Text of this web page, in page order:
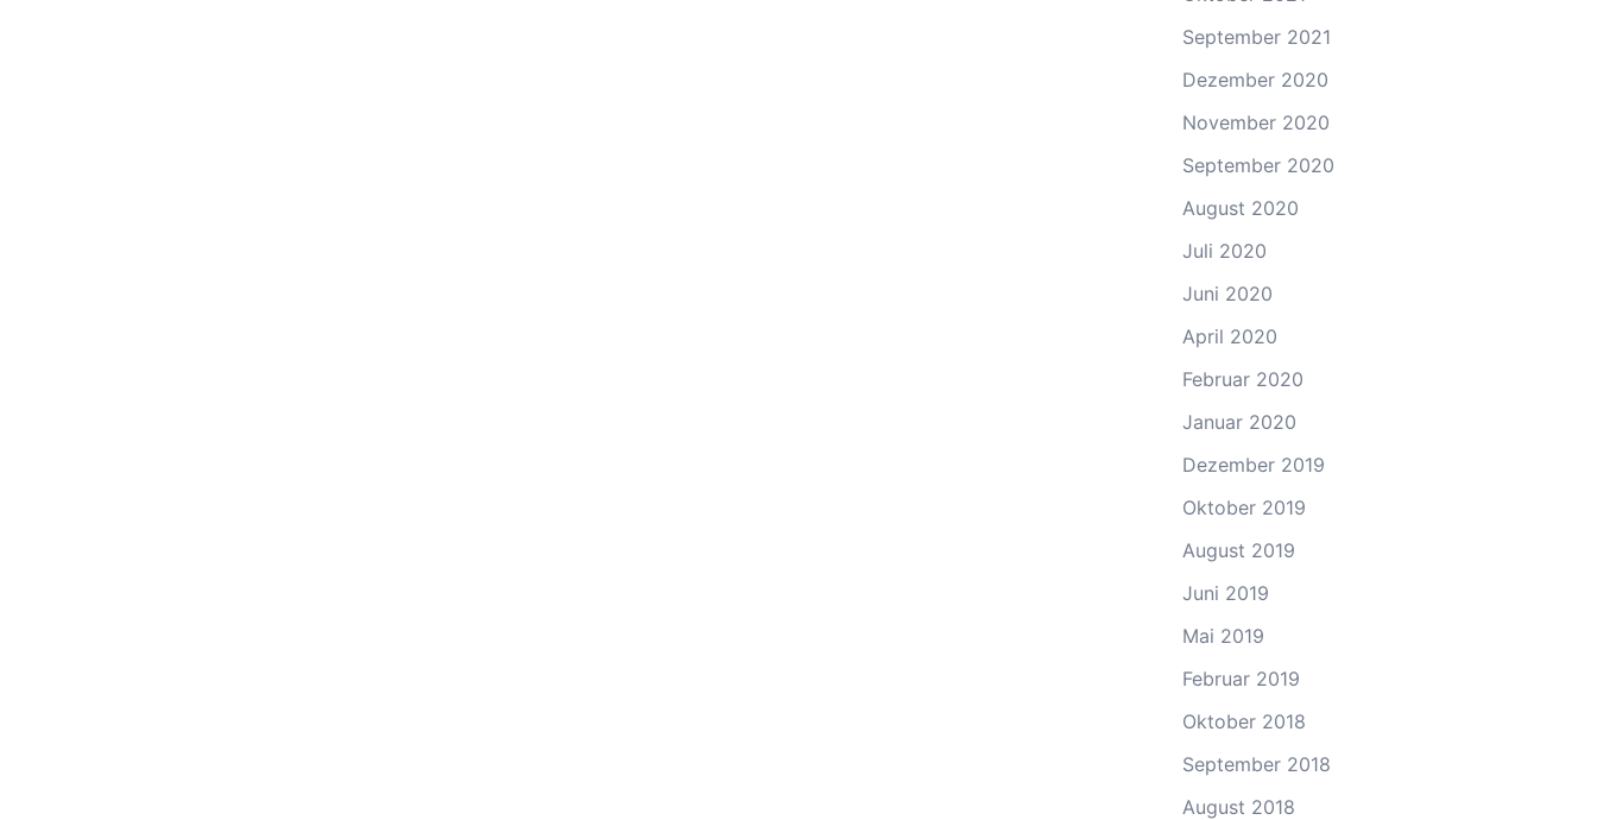
September 2021
Dezember 2020
November 2020
September 2020
August 2020
Juli 2020
Juni 2020
April 2020
Februar 2020
Januar 2020
Dezember 2019
Oktober 2019
August 2019
Juni 2019
Mai 2019
Februar 2019
Oktober 2018
September 2018
August 2018